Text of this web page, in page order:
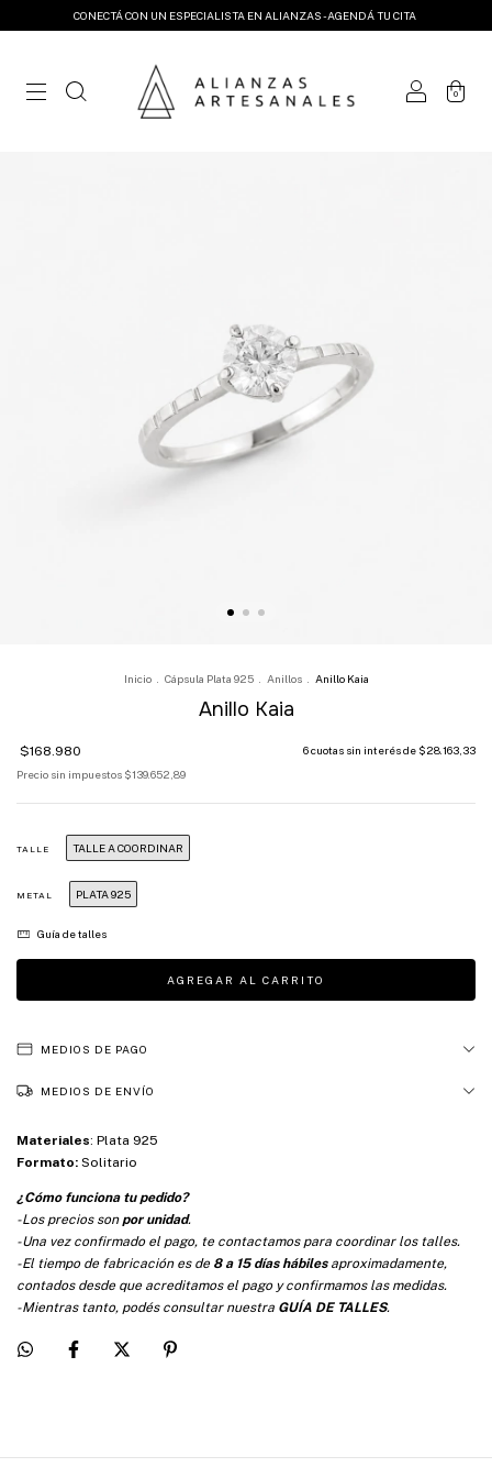
CONECTÁ CON UN ESPECIALISTA EN ALIANZAS - AGENDÁ TU CITA
0
Inicio Cápsula Plata 925 Anillos Anillo Kaia
Anillo Kaia
$168.980 6cuotas sin interés de $28.163,33
Precio sin impuestos $139.652,89
TALLE TALLE A COORDINAR
METAL PLATA 925
Guía de talles
MEDIOS DE PAGO
MEDIOS DE ENVÍO
Materiales: Plata 925
Formato: Solitario
¿Cómo funciona tu pedido?
-Los precios sonpor unidad.
-Una vez confirmado el pago, te contactamos para coordinar los talles.
-El tiempo de fabricación es de 8 a 15 días hábilesaproximadamente,
contados desde que acreditamos el pago y confirmamos las medidas.
-Mientras tanto, podés consultar nuestra GUÍA DE TALLES.